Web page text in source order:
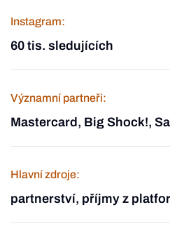
Instagram:
60 tis. sledujících
Významní partneři:
Mastercard, Big Shock!,
Hlavní zdroje:
partnerství, příjmy z